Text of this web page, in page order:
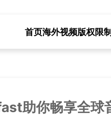
首页海外视频版权限制
助你畅享全球